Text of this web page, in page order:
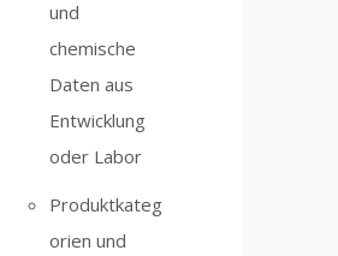
und
chemische
Daten aus
Entwicklung
oder Labor
Produktkateg
orien und